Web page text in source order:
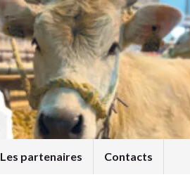
Les partenaires Contacts